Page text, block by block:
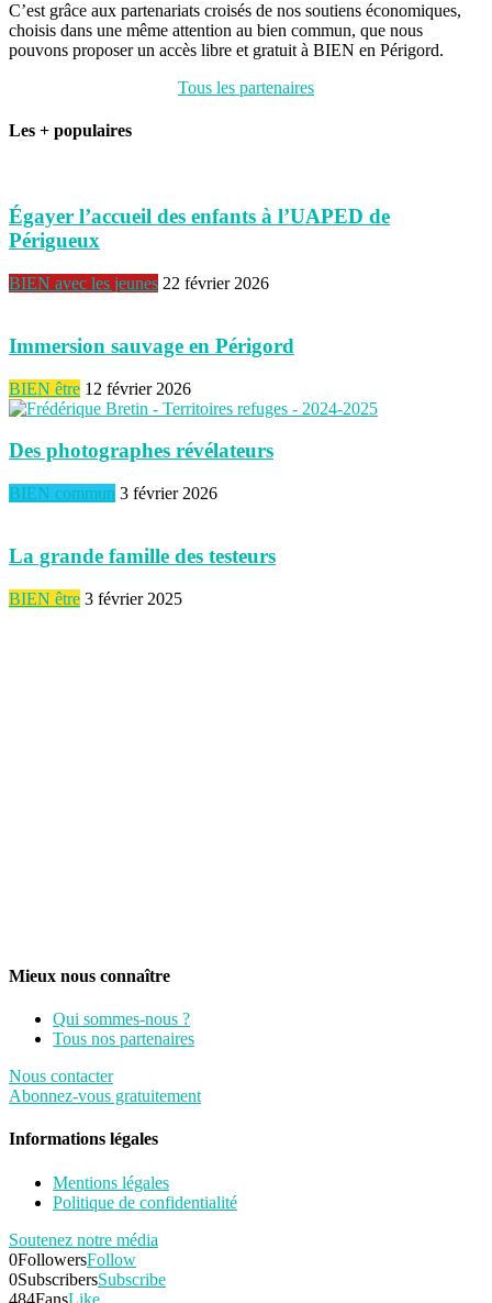
C’est grâce aux partenariats croisés de nos soutiens économiques,
choisis dans une même attention au bien commun, que nous
pouvons proposer un accès libre et gratuit à BIEN en Périgord.
Tous les partenaires
Les + populaires
Égayer l’accueil des enfants à l’UAPED de
Périgueux
BIEN avec les jeunes 22 février 2026
Immersion sauvage en Périgord
BIEN être 12 février 2026
Des photographes révélateurs
BIEN commun 3 février 2026
La grande famille des testeurs
BIEN être 3 février 2025
Mieux nous connaître
Qui sommes-nous ?
Tous nos partenaires
Nous contacter
Abonnez-vous gratuitement
Informations légales
Mentions légales
Politique de confidentialité
Soutenez notre média
0FollowersFollow
0SubscribersSubscribe
484FansLike